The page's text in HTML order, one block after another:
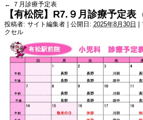
← ７月診療予定表
【有松院】R7.９月診療予定表
投稿者: サイト編集者 公開日: 2025年8月30日
クセル